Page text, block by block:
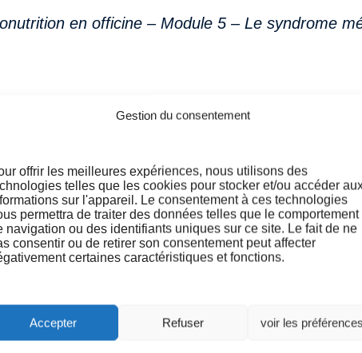
Gestion du consentement
offrir les meilleures expériences, nous utilisons des
telles que les cookies pour stocker et/ou accéder
sur l'appareil. Le consentement à ces technologies
permettra de traiter des données telles que le comportement
navigation ou des identifiants uniques sur ce site. Le fait de ne
consentir ou de retirer son consentement peut affecter
certaines caractéristiques et fonctions.
Accepter Refuser voir les
en officine – Module 5 – Le syndrome